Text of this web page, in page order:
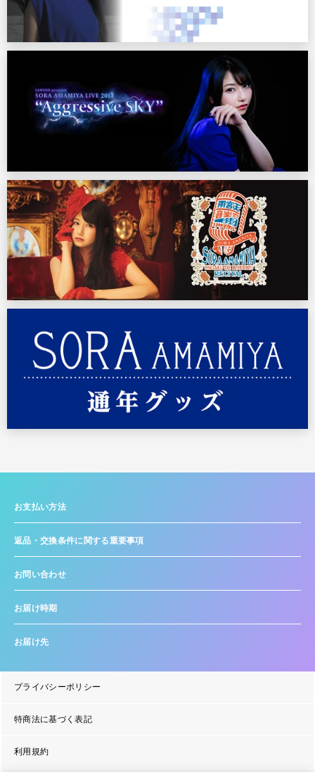
お支払い方法
返品・交換条件に関する重要事項
お問い合わせ
お届け時期
お届け先
プライバシーポリシー
特商法に基づく表記
利用規約